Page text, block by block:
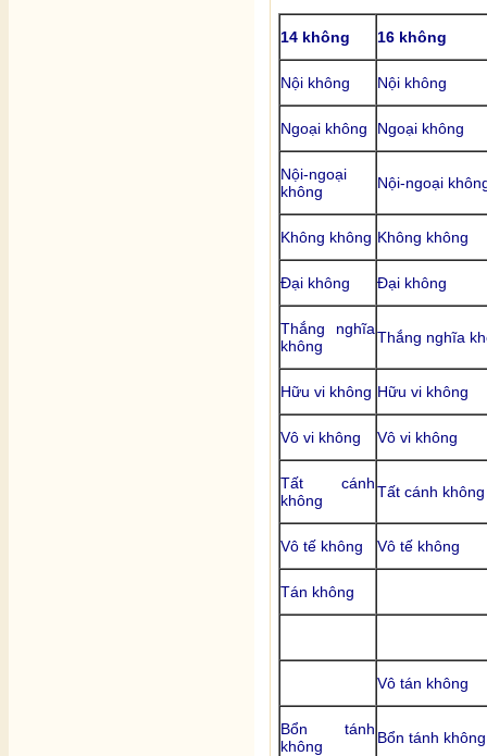
14 không 16 không
Nội không Nội không
Ngoại không Ngoại không
Nội-ngoại
không
Nội-ngoại
Không không Không không
Đại không Đại không
Thắng nghĩa
không
Thắng nghĩa
Hữu vi không Hữu vi không
Vô vi không Vô vi không
Tất cánh
không
Tất cánh không
Vô tế không Vô tế không
Tán không
Vô tán không
Bổn tánh
không
Bổn tánh không